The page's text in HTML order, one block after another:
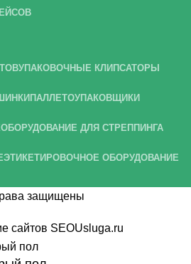
УПАКОВОЧНЫЕ КЛИПСАТОРЫ
ПАЛЛЕТОУПАКОВЩИКИ
ОБОРУДОВАНИЕ ДЛЯ СТРЕППИНГА
ЭТИКЕТИРОВОЧНОЕ ОБОРУДОВАНИЕ
защищены
сайтов SEOUsluga.ru